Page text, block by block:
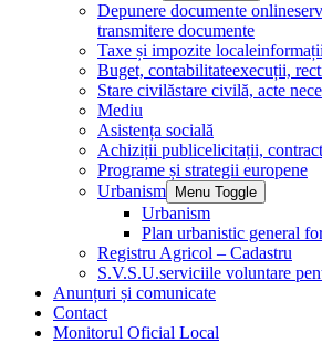
Depunere documente online
transmitere documente
Taxe și impozite locale
Buget, contabilitateexecuții,
Stare civilăstare civilă, acte
Mediu
Asistența socială
Achiziții publicelicitații,
Programe și strategii europene
Urbanism
Menu Toggle
Urbanism
Plan urbanistic general
Registru Agricol – Cadastru
S.V.S.U.serviciile voluntare
Anunțuri și comunicate
Contact
Monitorul Oficial Local